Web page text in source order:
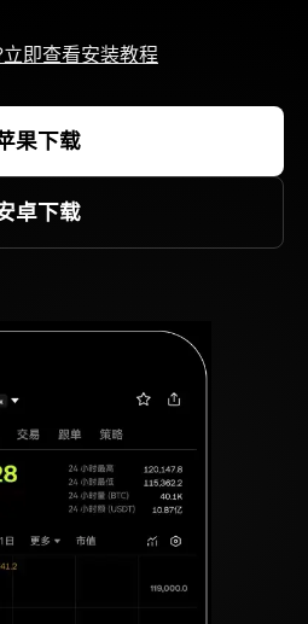
即查看安装教程
果下载
卓下载